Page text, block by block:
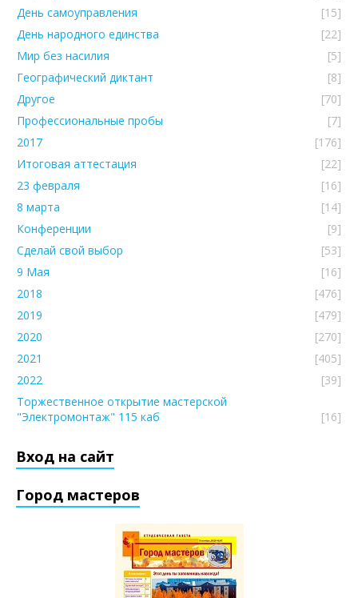
День самоуправления
[15]
День народного единства
[22]
Мир без насилия
[5]
Географический диктант
[8]
Другое
[70]
Профессиональные пробы
[7]
2017
[176]
Итоговая аттестация
[22]
23 февраля
[16]
8 марта
[14]
Конференции
[9]
Сделай свой выбор
[53]
9 Мая
[16]
2018
[476]
2019
[479]
2020
[270]
2021
[405]
2022
[39]
Торжественное открытие мастерской
"Электромонтаж" 115 каб
[16]
Вход на сайт
Город мастеров